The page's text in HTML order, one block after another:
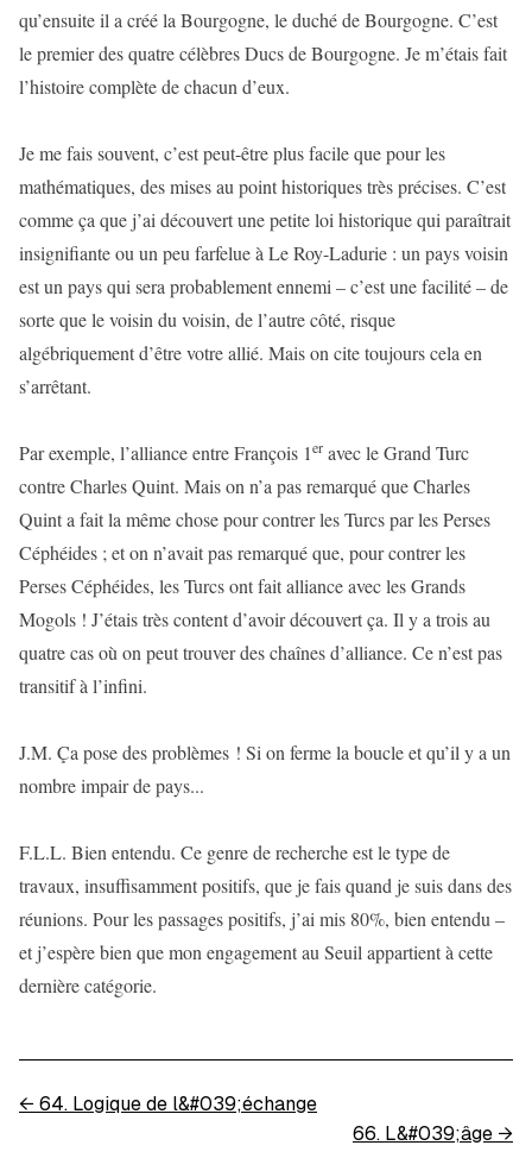
qu’ensuite il a créé la Bourgogne, le duché de Bourgogne. C’est
le premier des quatre célèbres Ducs de Bourgogne. Je m’étais fait
l’histoire complète de chacun d’eux.
Je me fais souvent, c’est peut-être plus facile que pour les
mathématiques, des mises au point historiques très précises. C’est
comme ça que j’ai découvert une petite loi historique qui paraîtrait
insignifiante ou un peu farfelue à Le Roy-Ladurie : un pays voisin
est un pays qui sera probablement ennemi – c’est une facilité – de
sorte que le voisin du voisin, de l’autre côté, risque
algébriquement d’être votre allié. Mais on cite toujours cela en
s’arrêtant.
Par exemple, l’alliance entre François 1er avec le Grand Turc
contre Charles Quint. Mais on n’a pas remarqué que Charles
Quint a fait la même chose pour contrer les Turcs par les Perses
Céphéides ; et on n’avait pas remarqué que, pour contrer les
Perses Céphéides, les Turcs ont fait alliance avec les Grands
Mogols ! J’étais très content d’avoir découvert ça. Il y a trois au
quatre cas où on peut trouver des chaînes d’alliance. Ce n’est pas
transitif à l’infini.
J.M. Ça pose des problèmes ! Si on ferme la boucle et qu’il y a un
nombre impair de pays...
F.L.L. Bien entendu. Ce genre de recherche est le type de
travaux, insuffisamment positifs, que je fais quand je suis dans des
réunions. Pour les passages positifs, j’ai mis 80%, bien entendu –
et j’espère bien que mon engagement au Seuil appartient à cette
dernière catégorie.
← 64. Logique de l&#039;échange
66. L&#039;âge →